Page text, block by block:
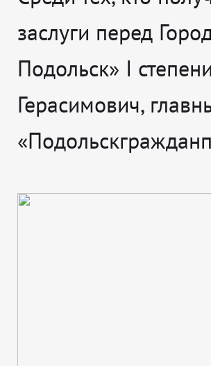
заслуги перед
Подольск» I
Герасимович,